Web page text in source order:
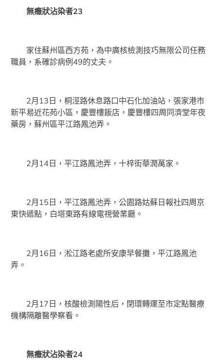
無癥狀沾染者23
家住蘇州區西方苑，為中廣核檢測技巧無限公司任務
職員，系確診病例49的丈夫。
2月13日，桐涇路休息路口中石化加油站，張家港市
新平易近花苑小區，慶豐樓飯店，慶豐樓四周同濟堂年夜
藥房，蘇州區平江路鳳池弄。
2月14日，平江路鳳池弄，十梓街華潤萬家。
2月15日，平江路鳳池弄，公園路姑蘇日報社四周京
東快遞點，白塔東路有線電視營業廳。
2月16日，淞江路老處所安康早餐攤，平江路鳳池
弄。
2月17日，核酸檢測陽性后，閉環轉運至市定點醫療
機構隔離醫學察看。
無癥狀沾染者24